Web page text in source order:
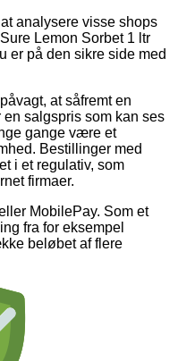
analysere visse shops
Lemon Sorbet 1 ltr
er på den sikre side med
at såfremt en
salgspris som kan ses
gange være et
Bestillinger med
i et regulativ, som
firmaer.
MobilePay. Som et
fra for eksempel
beløbet af flere